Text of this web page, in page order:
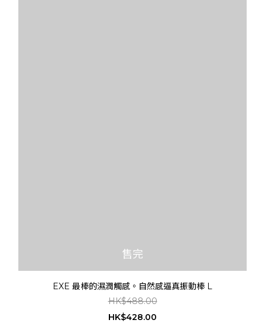
售完
EXE 最棒的濕潤觸感。自然感逼真振動棒 L
HK$488.00
HK$428.00